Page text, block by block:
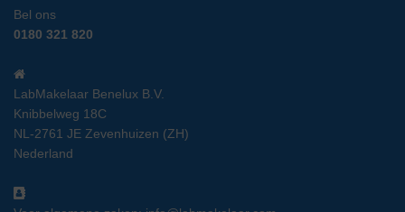
Bel ons
0180 321 820
LabMakelaar Benelux B.V.
Knibbelweg 18C
NL-2761 JE Zevenhuizen (ZH)
Nederland